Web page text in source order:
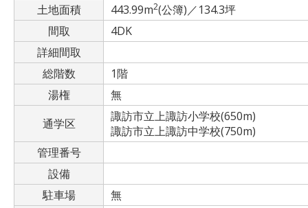
土地面積
443.99m2(公簿)／134.3坪
間取
4DK
詳細間取
総階数
1階
湯権
無
通学区
諏訪市立上諏訪小学校(650m)
諏訪市立上諏訪中学校(750m)
管理番号
設備
駐車場
無